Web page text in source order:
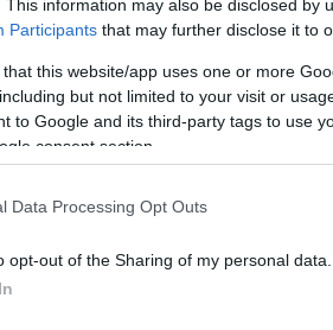
This information may also be disclosed by
Participants that may further disclose it to
that this website/app uses one or more
but not limited to your visit or
to Google and its third-party tags to use
consent section.
Data Processing Opt Outs
opt-out of the Sharing of my personal data.
σε επίπεδο Ομίλου, ως
ενός λογότυπου που μαζί με την
και τα λογότυπα των μαρκών του
συγχώνευσης αναμένεται να
συνήθων όρων,
την ικανοποίηση των